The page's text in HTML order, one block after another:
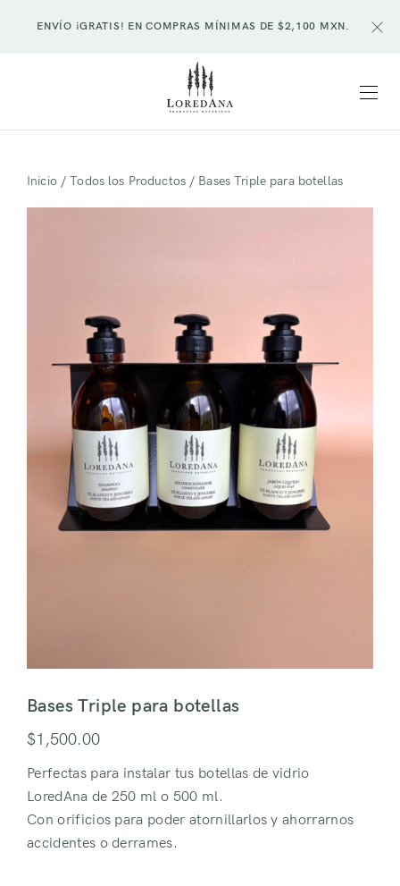
ENVÍO ¡GRATIS! EN COMPRAS MÍNIMAS DE $2,100 MXN.
Inicio/Todos los Productos/ Bases Triple para botellas
Bases Triple para botellas
$1,500.00
Perfectas para instalar tus botellas de vidrio
LoredAna de 250 ml o 500 ml.
Con orificios para poder atornillarlos y ahorrarnos
accidentes o derrames.